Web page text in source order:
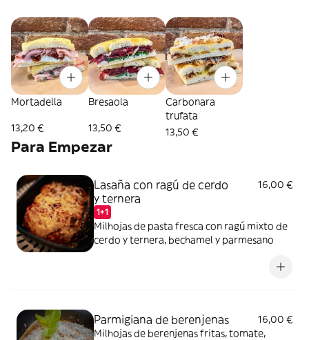
Mortadella
13,20 €
Bresaola
13,50 €
Carbonara
trufata
13,50 €
Para Empezar
Lasaña con ragú de cerdo
y ternera
1+1
16,00 €
Milhojas de pasta fresca con ragú mixto de
cerdo y ternera, bechamel y parmesano
Parmigiana de berenjenas
16,00 €
Milhojas de berenjenas fritas, tomate,